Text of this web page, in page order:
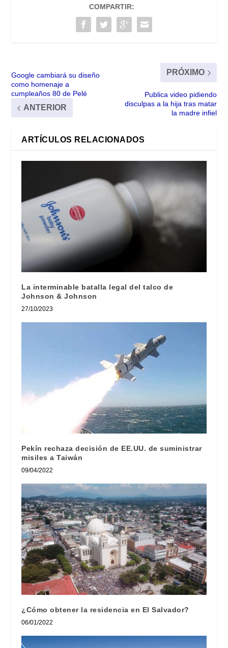
COMPARTIR:
Google cambiará su diseño
como homenaje a
cumpleaños 80 de Pelé
ANTERIOR
PRÓXIMO
Publica video pidiendo
disculpas a la hija tras matar
la madre infiel
ARTÍCULOS RELACIONADOS
La interminable batalla legal del talco de
Johnson & Johnson
27/10/2023
Pekín rechaza decisión de EE.UU. de suministrar
misiles a Taiwán
09/04/2022
¿Cómo obtener la residencia en El Salvador?
06/01/2022